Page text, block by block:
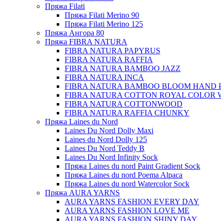
Пряжа Filati
Пряжа Filati Merino 90
Пряжа Filati Merino 125
Пряжа Ангора 80
Пряжа FIBRA NATURA
FIBRA NATURA PAPYRUS
FIBRA NATURA RAFFIA
FIBRA NATURA BAMBOO JAZZ
FIBRA NATURA INCA
FIBRA NATURA BAMBOO BLOOM HAND
FIBRA NATURA COTTON ROYAL COLOR
FIBRA NATURA COTTONWOOD
FIBRA NATURA RAFFIA CHUNKY
Пряжа Laines du Nord
Laines Du Nord Dolly Maxi
Laines du Nord Dolly 125
Laines Du Nord Teddy B
Laines Du Nord Infinity Sock
Пряжа Laines du nord Paint Gradient Sock
Пряжа Laines du nord Poema Alpaca
Пряжа Laines du nord Watercolor Sock
Пряжа AURA YARNS
AURA YARNS FASHION EVERY DAY
AURA YARNS FASHION LOVE ME
AURA YARNS FASHION SHINY DAY